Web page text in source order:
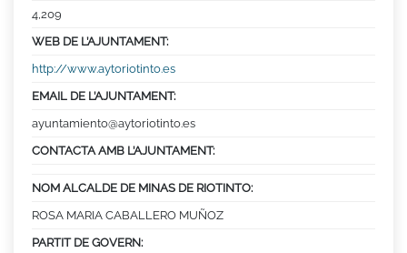
4,209
WEB DE L’AJUNTAMENT:
http://www.aytoriotinto.es
EMAIL DE L’AJUNTAMENT:
ayuntamiento@aytoriotinto.es
CONTACTA AMB L’AJUNTAMENT:
NOM ALCALDE DE MINAS DE RIOTINTO:
ROSA MARIA CABALLERO MUÑOZ
PARTIT DE GOVERN: